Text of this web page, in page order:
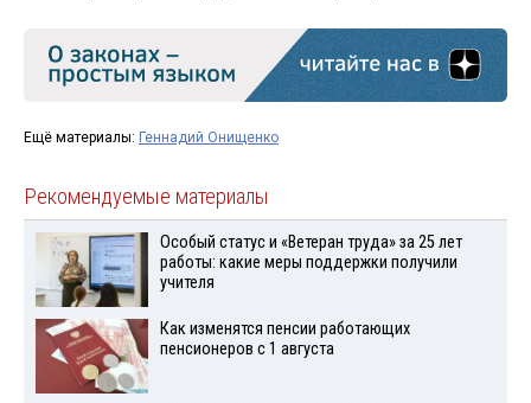
Ещё материалы: Геннадий Онищенко
Рекомендуемые материалы
Особый статус и «Ветеран труда» за 25 лет
работы: какие меры поддержки получили
учителя
Как изменятся пенсии работающих
пенсионеров с 1 августа